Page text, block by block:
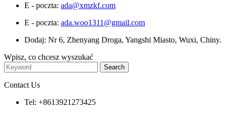
E - poczta: ada@xmzkf.com
E - poczta: ada.woo1311@gmail.com
Dodaj: Nr 6, Zhenyang Droga, Yangshi Miasto, Wuxi, Chiny.
Wpisz, co chcesz wyszukać
Contact Us
Tel: +8613921273425